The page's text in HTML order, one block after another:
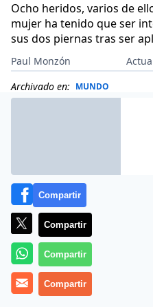
Ocho heridos, varios de
mujer ha tenido que ser
sus dos piernas tras ser
Paul Monzón
Archivado en: MUNDO
Compartir
Compartir
Compartir
Compartir